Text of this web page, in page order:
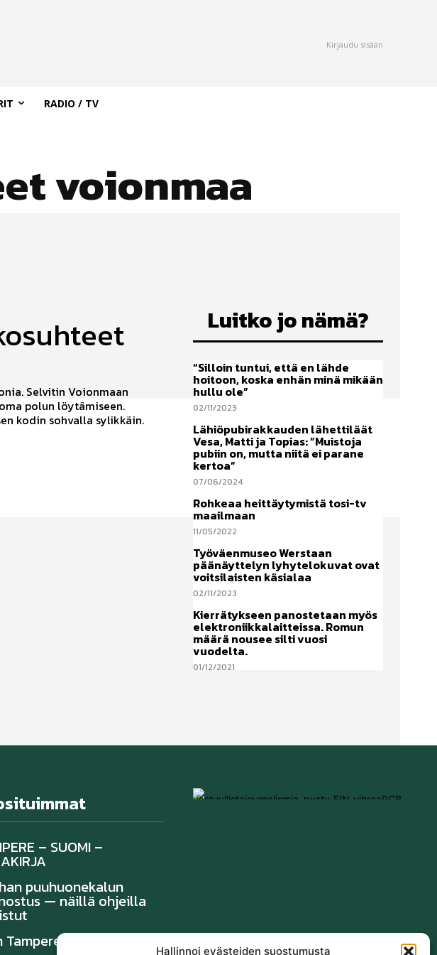
Hallinnoi evästeiden suostumusta
Kirjaudu sisään
RADIO / TV
voionmaa
Selvitin Voionmaan
polun löytämiseen.
kodin sohvalla sylikkäin.
Luitko jo nämä?
“Silloin tuntui, että en lähde
hoitoon, koska enhän minä mikään
hullu ole”
02/11/2023
Lähiöpubirakkauden lähettiläät
Vesa, Matti ja Topias: ”Muistoja
pubiin on, mutta niitä ei parane
kertoa”
07/06/2024
Rohkeaa heittäytymistä tosi-tv
maailmaan
11/05/2022
Työväenmuseo Werstaan
päänäyttelyn lyhytelokuvat ovat
voitsilaisten käsialaa
02/11/2023
Kierrätykseen panostetaan myös
elektroniikkalaitteissa. Romun
määrä nousee silti vuosi
vuodelta.
01/12/2021
– SUOMI –
puuhuonekalun
— näillä ohjeilla
Tampereella saunotaan